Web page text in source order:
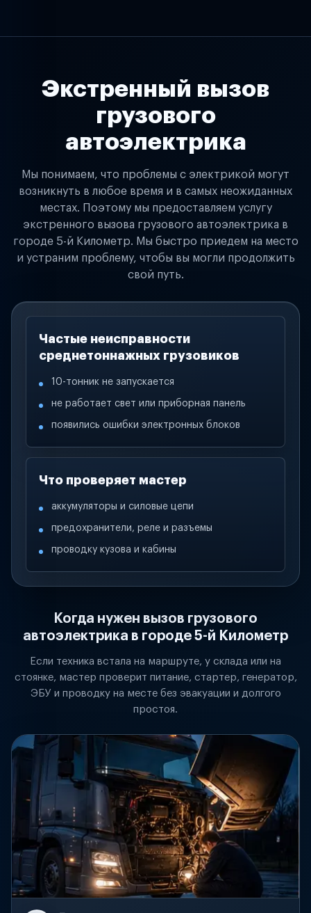
Экстренный вызов
грузового
автоэлектрика
Мы понимаем, что проблемы с электрикой могут
возникнуть в любое время и в самых неожиданных
местах. Поэтому мы предоставляем услугу
экстренного вызова грузового автоэлектрика в
городе 5-й Километр. Мы быстро приедем на место
и устраним проблему, чтобы вы могли продолжить
свой путь.
Частые неисправности
среднетоннажных грузовиков
10-тонник не запускается
не работает свет или приборная панель
появились ошибки электронных блоков
Что проверяет мастер
аккумуляторы и силовые цепи
предохранители, реле и разъемы
проводку кузова и кабины
Когда нужен вызов грузового
автоэлектрика в городе 5-й Километр
Если техника встала на маршруте, у склада или на
стоянке, мастер проверит питание, стартер, генератор,
ЭБУ и проводку на месте без эвакуации и долгого
простоя.